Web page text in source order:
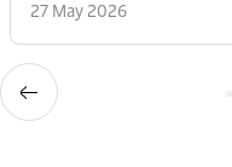
27 May 2026